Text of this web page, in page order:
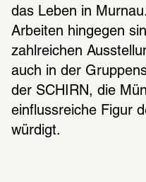
das Leben in
Arbeiten hingegen
zahlreichen
auch in der
der SCHIRN, die
einflussreiche Figur
würdigt.